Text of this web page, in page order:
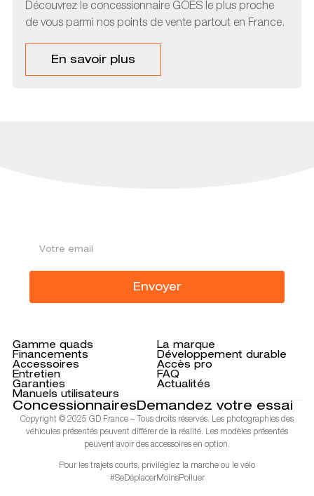
Découvrez le concessionnaire GOES le plus proche
de vous parmi nos points de vente partout en France.
En savoir plus
Envoyer
Gamme quads
Financements
Accessoires
La marque
Développement durable
Accès pro
Entretien
Garanties
Manuels utilisateurs
FAQ
Actualités
ConcessionnairesDemandez votre essai
Copyright © 2025 GD France – Tous droits réservés. Les photographies des
véhicules présentés peuvent différer de la réalité. Les modèles présentés
peuvent avoir des accessoires en option.
Pour les trajets courts, privilégiez la marche ou le vélo
#SeDéplacerMoinsPolluer